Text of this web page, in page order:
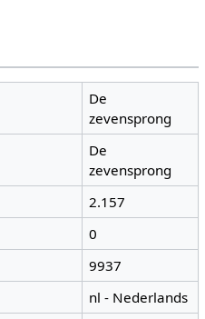
De
zevensprong
De
zevensprong
2.157
0
9937
nl - Nederlands